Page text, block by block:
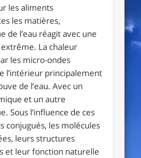
les aliments
les matières,
de l’eau réagit avec une
La chaleur
les micro-ondes
l’intérieur principalement
de l’eau. Avec un
et un autre
Sous l’influence de ces
conjugués, les molécules
leurs structures
et leur fonction naturelle